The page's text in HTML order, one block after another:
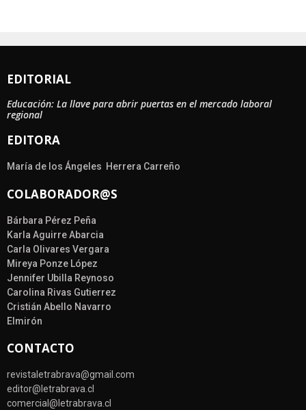
EDITORIAL
Educación: La llave para abrir puertas en el mercado laboral
regional
EDITORA
María de los Ángeles Herrera Carreño
COLABORADOR@S
Bárbara Pérez Peña
Karla Aguirre Abarcia
Carla Olivares Vergara
Mireya Ponze López
Jennifer Ubilla Reynoso
Carolina Rivas Gutierrez
Cristián Abello Navarro
Elmirón
CONTACTO
revistaletrabrava@gmail.com
editor@letrabrava.cl
comercial@letrabrava.cl